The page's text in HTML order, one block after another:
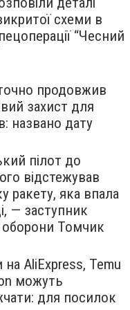
схеми в
“Чесний
продовжив
захист для
названо дату
пілот до
відстежував
ракету, яка впала
— заступник
оборони Томчик
AliExpress, Temu
можуть
для посилок